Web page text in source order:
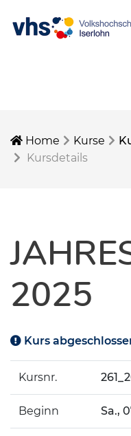
Home Kurse
Kursdetails
2025
Kurs
Kursnr.
Beginn Sa.,